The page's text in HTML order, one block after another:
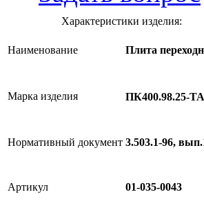
Характеристики изделия:
Наименование Плита
Марка изделия ПК400.98.25-
Нормативный документ 3.503.1-96,
Артикул 01-035-0043